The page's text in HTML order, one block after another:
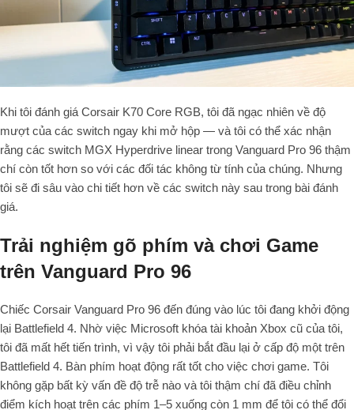
Khi tôi đánh giá Corsair K70 Core RGB, tôi đã ngạc nhiên về độ
mượt của các switch ngay khi mở hộp — và tôi có thể xác nhận
rằng các switch MGX Hyperdrive linear trong Vanguard Pro 96 thậm
chí còn tốt hơn so với các đối tác không từ tính của chúng. Nhưng
tôi sẽ đi sâu vào chi tiết hơn về các switch này sau trong bài đánh
giá.
Trải nghiệm gõ phím và chơi Game
trên Vanguard Pro 96
Chiếc Corsair Vanguard Pro 96 đến đúng vào lúc tôi đang khởi động
lại Battlefield 4. Nhờ việc Microsoft khóa tài khoản Xbox cũ của tôi,
tôi đã mất hết tiến trình, vì vậy tôi phải bắt đầu lại ở cấp độ một trên
Battlefield 4. Bàn phím hoạt động rất tốt cho việc chơi game. Tôi
không gặp bất kỳ vấn đề độ trễ nào và tôi thậm chí đã điều chỉnh
điểm kích hoạt trên các phím 1–5 xuống còn 1 mm để tôi có thể đổi